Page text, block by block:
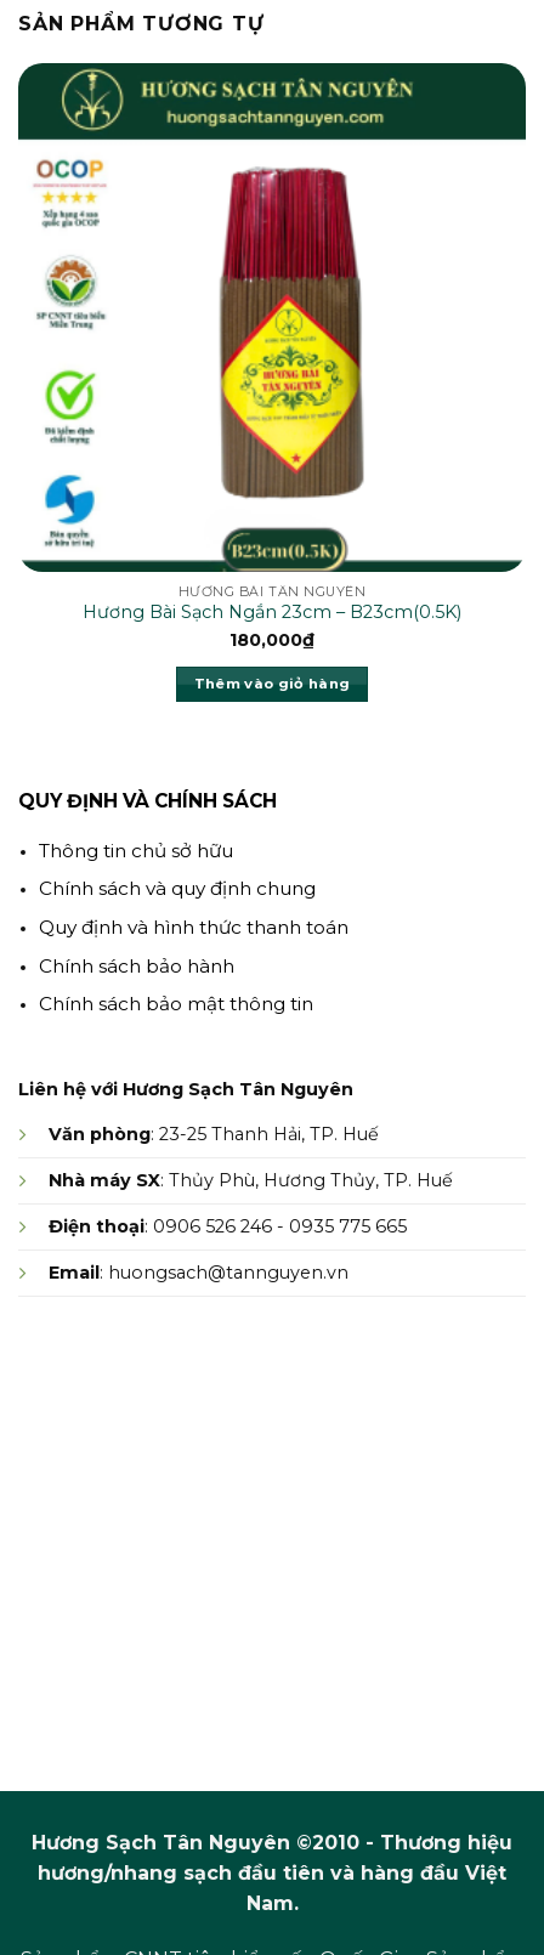
SẢN PHẨM TƯƠNG TỰ
HƯƠNG BÀI TÂN NGUYÊN
Hương Bài Sạch Ngắn 23cm – B23cm(0.5K)
180,000₫
Thêm vào giỏ hàng
QUY ĐỊNH VÀ CHÍNH SÁCH
Thông tin chủ sở hữu
Chính sách và quy định chung
Quy định và hình thức thanh toán
Chính sách bảo hành
Chính sách bảo mật thông tin
Liên hệ với Hương Sạch Tân Nguyên
Văn phòng: 23-25 Thanh Hải, TP. Huế
Nhà máy SX: Thủy Phù, Hương Thủy, TP. Huế
Điện thoại: 0906 526 246 - 0935 775 665
Email: huongsach@tannguyen.vn
Hương Sạch Tân Nguyên ©2010 - Thương hiệu
hương/nhang sạch đầu tiên và hàng đầu Việt
Nam.